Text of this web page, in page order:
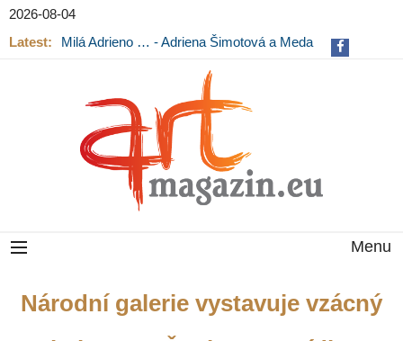
2026-08-04
Latest:
Milá Adrieno … - Adriena Šimotová a Meda
Menu
Národní galerie vystavuje vzácný